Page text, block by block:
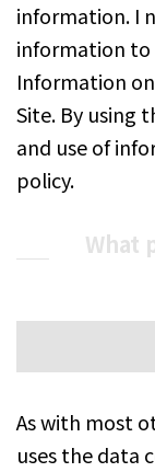
information. I
information to
Information
Site. By using
and use of
policy.
What
As with most
uses the data